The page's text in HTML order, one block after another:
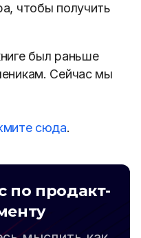
чтобы получить
был раньше
Сейчас мы
сюда.
по продакт-